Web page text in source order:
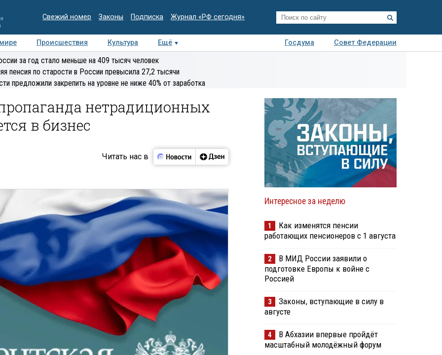
Свежий номер Законы Подписка Журнал «РФ сегодня»
Происшествия Культура Ещё Госдума
Совет Федерации
Медиацентр Интервью Колумнисты
за год стало меньше на 409 тысяч человек
пенсия по старости в России превысила 27,2 тысячи
предложили закрепить на уровне не ниже 40% от заработка
нетрадиционных
в бизнес
Читать нас в
Интересное за неделю
1
Как изменятся пенсии
работающих пенсионеров с 1 августа
2
В МИД России заявили о
подготовке Европы к войне с
Россией
3
Законы, вступающие в силу в
августе
4
В Абхазии впервые пройдёт
масштабный молодёжный форум